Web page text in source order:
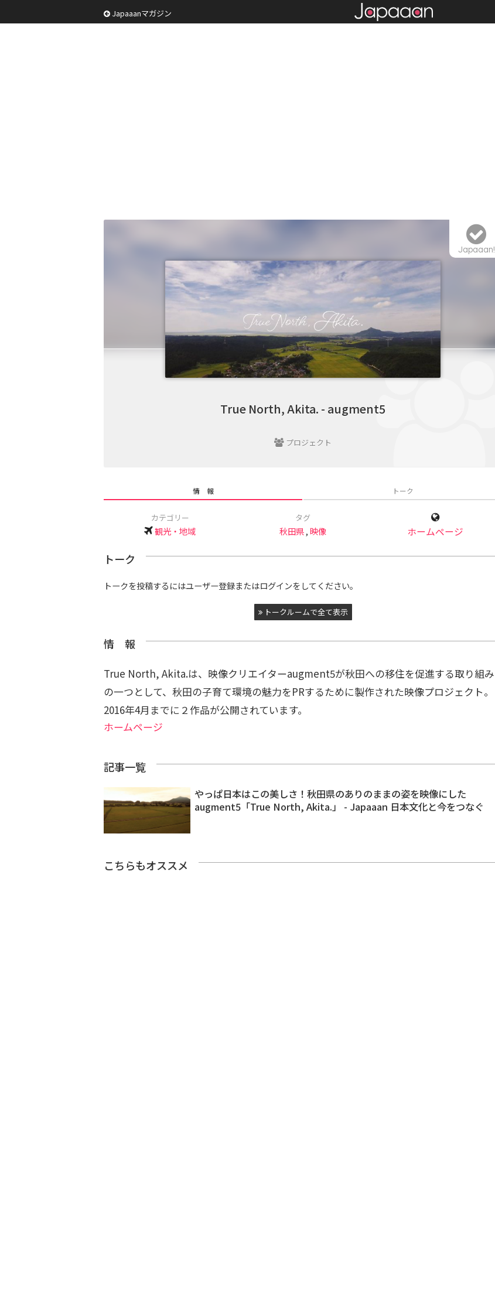
Japaaanマガジン
True North, Akita. - augment5
プロジェクト
Japaaan!
情 報 トーク
カテゴリー
観光・地域
タグ
秋田県,映像 ホームページ
トーク
トークを投稿するにはユーザー登録またはログインをしてください。
トークルームで全て表示
情 報
True North, Akita.は、映像クリエイターaugment5が秋田への移住を促進する取り組み
の一つとして、秋田の子育て環境の魅力をPRするために製作された映像プロジェクト。
2016年4月までに２作品が公開されています。
ホームページ
記事一覧
やっぱ日本はこの美しさ！秋田県のありのままの姿を映像にした
augment5「True North, Akita.」 - Japaaan 日本文化と今をつなぐ
こちらもオススメ